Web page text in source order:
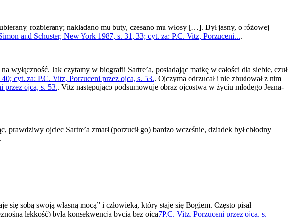
rozbierany; nakładano mu buty, czesano mu włosy […]. Był jasny, o różowej
and Schuster, New York 1987, s. 31, 33; cyt. za: P.C. Vitz, Porzuceni....
wyłączność. Jak czytamy w biografii Sartre’a, posiadając matkę w całości dla siebie, czuł
cyt. za: P.C. Vitz, Porzuceni przez ojca, s. 53.. Ojczyma odrzucał i nie zbudował z nim
przez ojca, s. 53.. Vitz następująco podsumowuje obraz ojcostwa w życiu młodego Jeana-
ojciec Sartre’a zmarł (porzucił go) bardzo wcześnie, dziadek był chłodny
.
sobą swoją własną mocą” i człowieka, który staje się Bogiem. Często pisał
lekkość) była konsekwencją bycia bez ojca7P.C. Vitz, Porzuceni przez ojca, s.